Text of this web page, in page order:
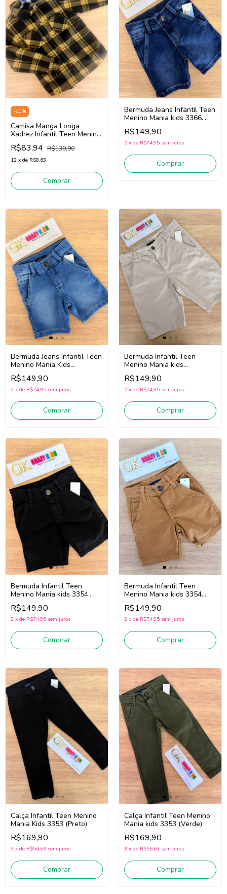
-40%
Camisa Manga Longa
Xadrez Infantil Teen Menino
Mania Kids 3375
(Preto/Amarelo)
R$83,94 R$139,90
12 x de R$8,63
Comprar
Bermuda Jeans Infantil Teen
Menino Mania kids 3366
(Jeans Escuro)
R$149,90
2 x de R$74,95 sem juros
Comprar
Bermuda Jeans Infantil Teen
Menino Mania Kids
3366/3392 (Jeans Claro)
R$149,90
2 x de R$74,95 sem juros
Comprar
Bermuda Infantil Teen
Menino Mania kids
3354/3385 (Areia)
R$149,90
2 x de R$74,95 sem juros
Comprar
Bermuda Infantil Teen
Menino Mania kids 3354
(Preto)
R$149,90
2 x de R$74,95 sem juros
Comprar
Bermuda Infantil Teen
Menino Mania kids 3354
(Mostarda)
R$149,90
2 x de R$74,95 sem juros
Comprar
Calça Infantil Teen Menino
Mania Kids 3353 (Preto)
R$169,90
3 x de R$56,63 sem juros
Comprar
Calça Infantil Teen Menino
Mania kids 3353 (Verde)
R$169,90
3 x de R$56,63 sem juros
Comprar